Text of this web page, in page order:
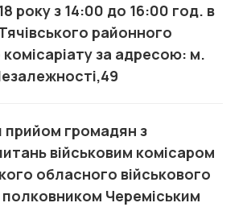
року з 14:00 до 16:00 год. в
районного
комісаріату за адресою: м.
прийом громадян з
військовим комісаром
обласного військового
полковником Череміським